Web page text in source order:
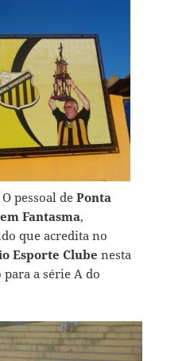
pessoal de Ponta
Fantasma,
que acredita no
Esporte Clube nesta
a série A do